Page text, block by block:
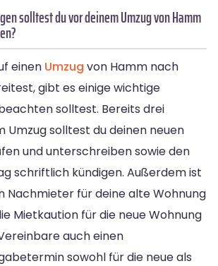
solltest du vor deinem Umzug von Hamm
einen Umzug von Hamm nach
gibt es einige wichtige
solltest. Bereits drei
Umzug solltest du deinen neuen
und unterschreiben sowie den
schriftlich kündigen. Außerdem ist
Nachmieter für deine alte Wohnung
Mietkaution für die neue Wohnung
auch einen
sowohl für die neue als